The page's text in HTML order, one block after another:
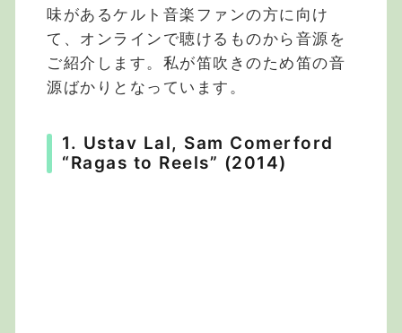
味があるケルト音楽ファンの方に向け
て、オンラインで聴けるものから音源を
ご紹介します。私が笛吹きのため笛の音
源ばかりとなっています。
1. Ustav Lal, Sam Comerford
“Ragas to Reels” (2014)